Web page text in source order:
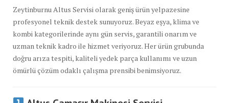
Zeytinburnu Altus Servisi olarak geniş ürün yelpazesine
profesyonel teknik destek sunuyoruz. Beyaz eşya, klima ve
kombi kategorilerinde aynı gün servis, garantili onarım ve
uzman teknik kadro ile hizmet veriyoruz. Her ürün grubunda
doğru arıza tespiti, kaliteli yedek parça kullanımı ve uzun
ömürlü çözüm odaklı çalışma prensibi benimsiyoruz.